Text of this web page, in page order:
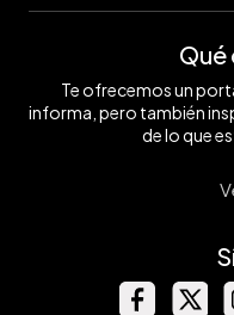
Te ofrecemos un
informa, pero también
de lo que